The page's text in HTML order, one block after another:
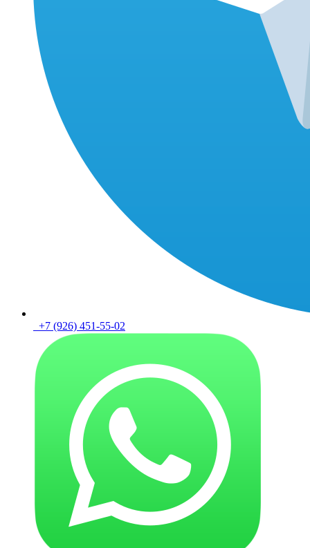
+7 (926) 451-55-02